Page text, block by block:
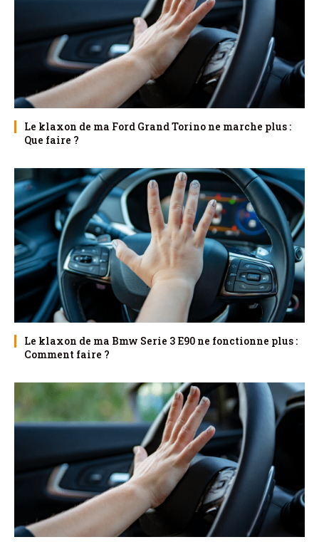
Le klaxon de ma Ford Grand Torino ne marche plus :
Que faire ?
Le klaxon de ma Bmw Serie 3 E90 ne fonctionne plus :
Comment faire ?